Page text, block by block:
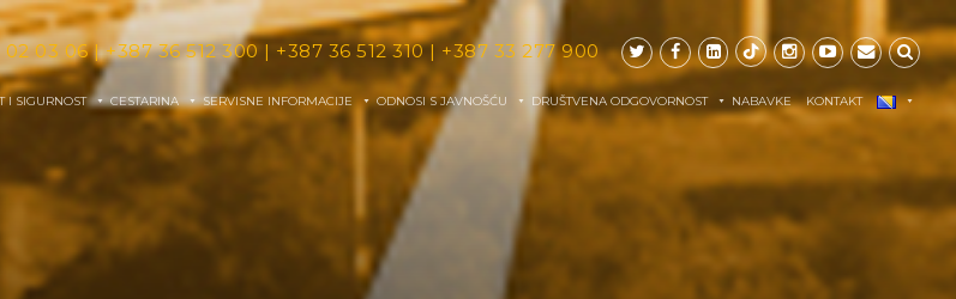
02 03 06|+387 36 512 300 | +387 36 512 310| +387 33 277 900
I SIGURNOST CESTARINA SERVISNE INFORMACIJE ODNOSI S JAVNOŠĆU DRUŠTVENA ODGOVORNOST NABAVKE KONTAKT